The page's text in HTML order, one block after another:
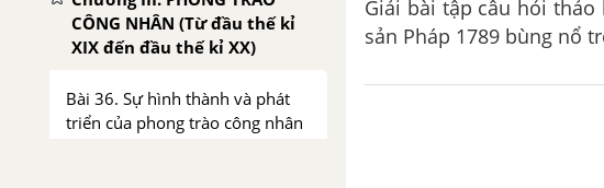
CÔNG NHÂN (Từ đầu thế kỉ
XIX đến đầu thế kỉ XX)
Bài 36. Sự hình thành và phát
triển của phong trào công nhân
Giải bài tập câu hỏi thảo
sản Pháp 1789 bùng nổ